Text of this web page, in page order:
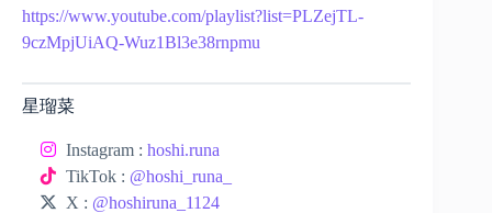
https://www.youtube.com/playlist?list=PLZejTL-
9czMpjUiAQ-Wuz1Bl3e38rnpmu
星瑠菜
Instagram : hoshi.runa
TikTok : @hoshi_runa_
X : @hoshiruna_1124